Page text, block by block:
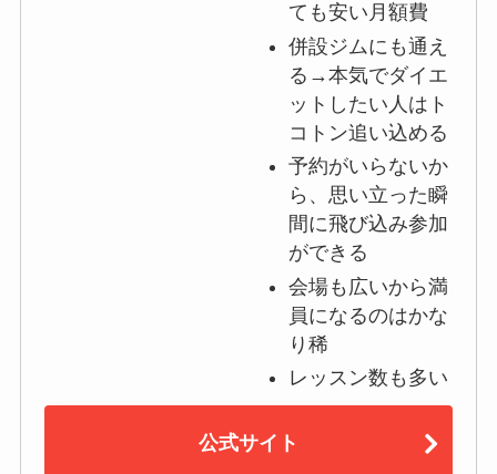
ても安い月額費
併設ジムにも通え
る→本気でダイエ
ットしたい人はト
コトン追い込める
予約がいらないか
ら、思い立った瞬
間に飛び込み参加
ができる
会場も広いから満
員になるのはかな
り稀
レッスン数も多い
公式サイト